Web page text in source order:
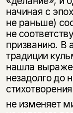
начиная с
не раньше)
не
призванию. В
традиции
нашла
незадолго до
не изменяет